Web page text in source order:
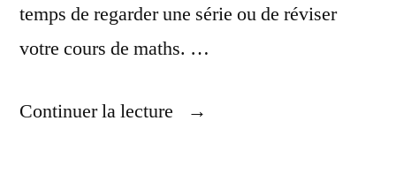
temps de regarder une série ou de réviser
votre cours de maths. …
Continuer la lecture
« Idées